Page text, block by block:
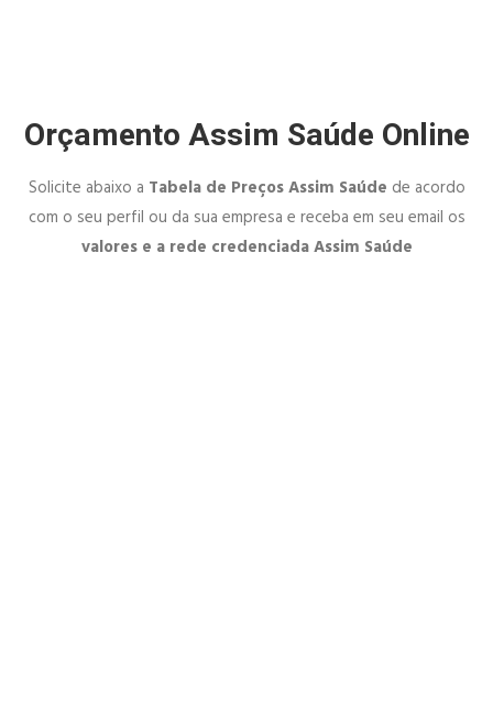
Orçamento Assim Saúde Online
Solicite abaixo a Tabela de Preços Assim Saúde de acordo
com o seu perfil ou da sua empresa e receba em seu email os
valores e a rede credenciada Assim Saúde